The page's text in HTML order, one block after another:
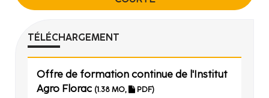
TÉLÉCHARGEMENT
Offre de formation continue de l'Institut
Agro Florac (1.38 MO,
PDF)